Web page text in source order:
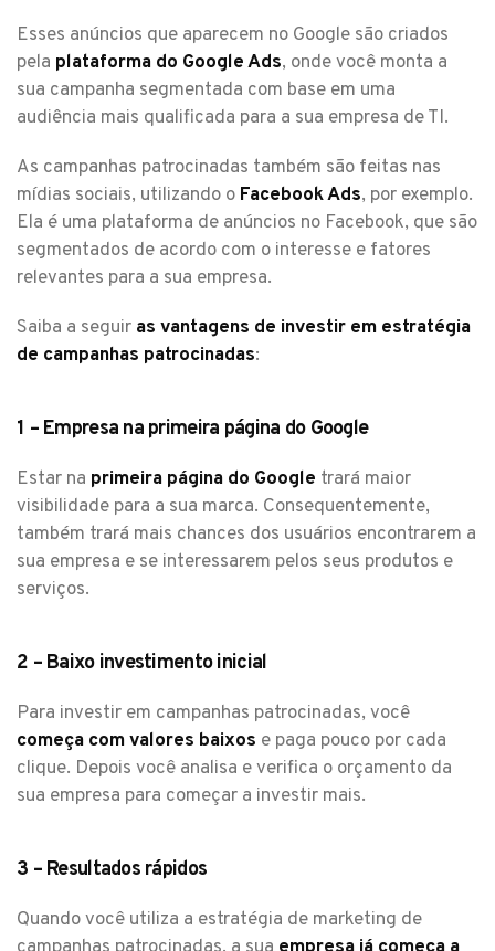
Esses anúncios que aparecem no Google são criados
pela plataforma do Google Ads, onde você monta a
sua campanha segmentada com base em uma
audiência mais qualificada para a sua empresa de TI.
As campanhas patrocinadas também são feitas nas
mídias sociais, utilizando o Facebook Ads, por exemplo.
Ela é uma plataforma de anúncios no Facebook, que são
segmentados de acordo com o interesse e fatores
relevantes para a sua empresa.
Saiba a seguir as vantagens de investir em estratégia
de campanhas patrocinadas:
1 – Empresa na primeira página do Google
Estar na primeira página do Google trará maior
visibilidade para a sua marca. Consequentemente,
também trará mais chances dos usuários encontrarem a
sua empresa e se interessarem pelos seus produtos e
serviços.
2 – Baixo investimento inicial
Para investir em campanhas patrocinadas, você
começa com valores baixos e paga pouco por cada
clique. Depois você analisa e verifica o orçamento da
sua empresa para começar a investir mais.
3 – Resultados rápidos
Quando você utiliza a estratégia de marketing de